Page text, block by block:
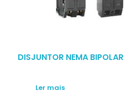
DISJUNTOR NEMA BIPOLAR
Ler mais